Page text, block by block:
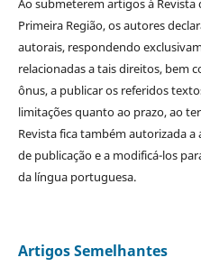
Ao submeterem artigos à Revista
Primeira Região, os autores
autorais, respondendo
relacionadas a tais direitos, bem
ônus, a publicar os referidos
limitações quanto ao prazo, ao
Revista fica também autorizada
de publicação e a modificá-los
da língua portuguesa.
Artigos Semelhantes